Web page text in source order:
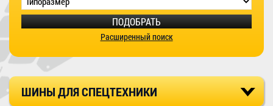
ШИНЫ ДЛЯ СПЕЦТЕХНИКИ
ПОДОБРАТЬ
Расширенный поиск